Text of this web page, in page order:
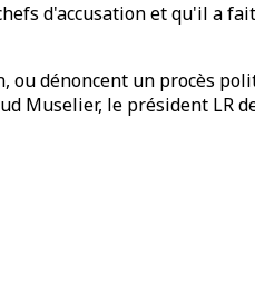
d'accusation et qu'il a
dénoncent un procès
Muselier, le président LR